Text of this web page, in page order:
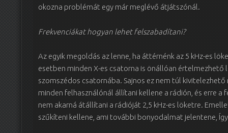
okozna problémát egy már meglévő átjátszónál.
Frekvenciákat hogyan lehet felszabadítani?
Az egyik megoldás az lenne, ha áttérnénk az 5 kHz-es
esetben minden X-es csatorna is önállóan értelmezhető
szomszédos csatornába. Sajnos ez nem túl
minden felhasználónál állítani kellene a rádión, és erre a
nem akarná átállítani a rádióját 2,5 kHz-es löketre.
szűkíteni kellene, ami további bonyodalmat jelentene,